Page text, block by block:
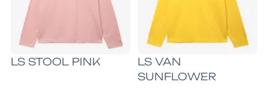
LS STOOL PINK
LS VAN
SUNFLOWER